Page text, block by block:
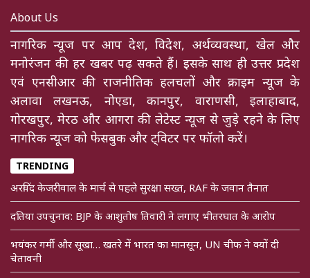
About Us
नागरिक न्यूज पर आप देश, विदेश, अर्थव्यवस्था, खेल और
मनोरंजन की हर खबर पढ़ सकते हैं। इसके साथ ही उत्तर प्रदेश
एवं एनसीआर की राजनीतिक हलचलों और क्राइम न्यूज के
अलावा लखनऊ, नोएडा, कानपुर, वाराणसी, इलाहाबाद,
गोरखपुर, मेरठ और आगरा की लेटेस्ट न्यूज से जुड़े रहने के लिए
नागरिक न्यूज को फेसबुक और ट्विटर पर फॉलो करें।
TRENDING
अरविंद केजरीवाल के मार्च से पहले सुरक्षा सख्त, RAF के जवान तैनात
दतिया उपचुनाव: BJP के आशुतोष तिवारी ने लगाए भीतरघात के आरोप
भयंकर गर्मी और सूखा… खतरे में भारत का मानसून, UN चीफ ने क्यों दी
चेतावनी